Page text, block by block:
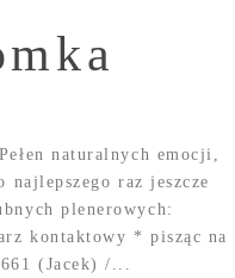
naturalnych emocji,
raz jeszcze
plenerowych:
kontaktowy * pisząc na
(Jacek) /...